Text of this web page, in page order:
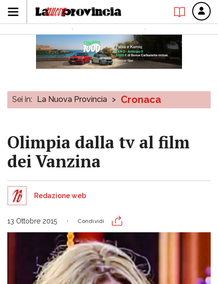
Sei in: La Nuova Provincia > Cronaca
Olimpia dalla tv al film
dei Vanzina
Redazione web
13 Ottobre 2015 Condividi